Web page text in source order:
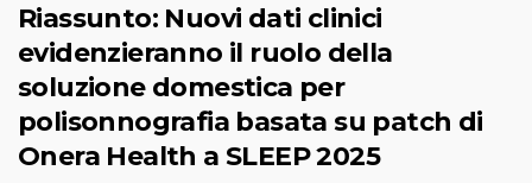
Riassunto: Nuovi dati clinici
evidenzieranno il ruolo della
soluzione domestica per
polisonnografia basata su patch di
Onera Health a SLEEP 2025